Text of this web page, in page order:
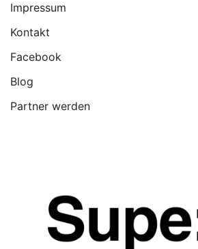
Impressum
Kontakt
Facebook
Blog
Partner werden